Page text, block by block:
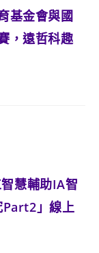
基金會與國
，遠哲科趣
慧輔助IA智
Part2」線上